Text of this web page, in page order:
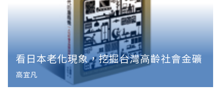
看日本老化現象，挖掘台灣高齡社會金礦
高宜凡